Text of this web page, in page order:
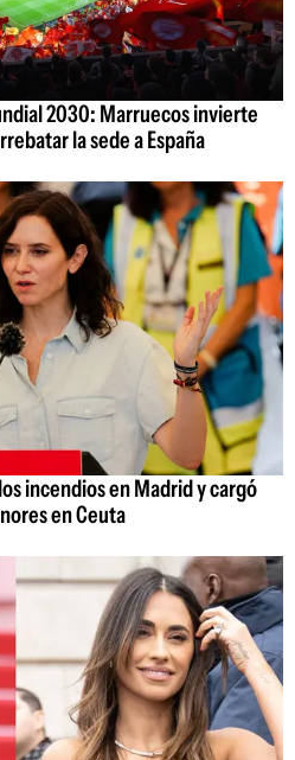
2030: Marruecos invierte
la sede a España
incendios en Madrid y cargó
en Ceuta